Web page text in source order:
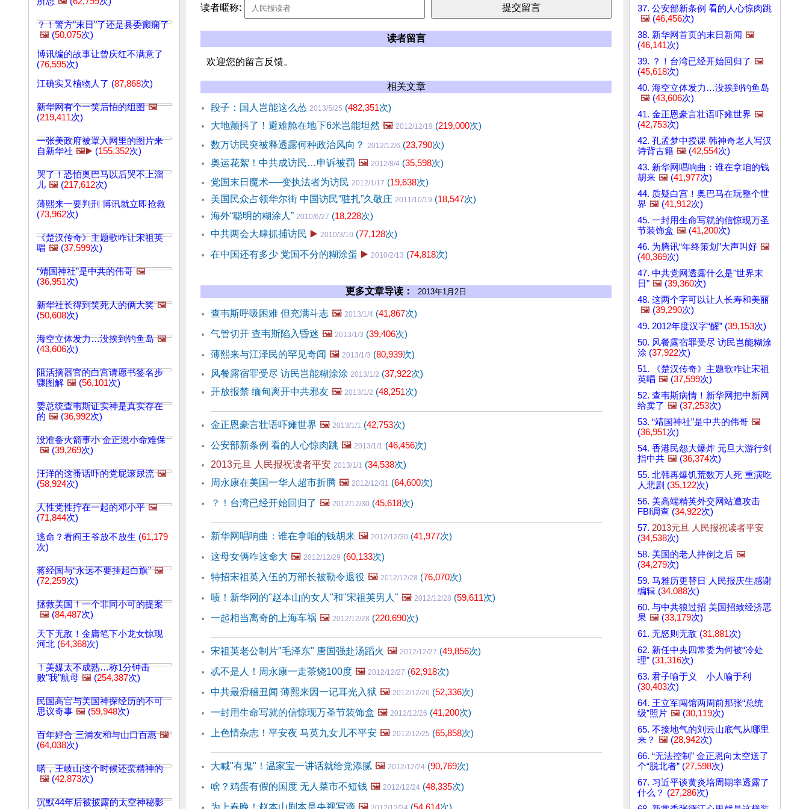
？！警方"末日"了还是县委癫痫了
🖼️ (50,075次)
博讯编的故事让曾庆红不满意了
(76,595次)
江确实又植物人了 (87,868次)
新华网有个一笑后怕的组图 🖼️
(219,411次)
一张美政府被罩入网里的图片来
自新华社 🖼️▶️ (155,352次)
哭了！恐怕奥巴马以后哭不上溜
儿 🖼️ (217,612次)
薄熙来一要判刑 博讯就立即抢救
(73,962次)
《楚汉传奇》主题歌咋让宋祖英
唱 🖼️ (37,599次)
“靖国神社”是中共的伟哥 🖼️
(36,951次)
新华社长得到笑死人的俩大奖 🖼️
(50,608次)
海空立体发力…没挨到钓鱼岛 🖼️
(43,606次)
阻活摘器官的白宫请愿书签名步
骤图解 🖼️ (56,101次)
委总统查韦斯证实神是真实存在
的 🖼️ (36,992次)
没准备火箭事小 金正恩小命难保
🖼️ (39,269次)
汪洋的这番话吓的党屁滚尿流 🖼️
(58,924次)
人性党性拧在一起的邓小平 🖼️
(71,844次)
逃命？看阎王爷放不放生 (61,179
次)
蒋经国与“永远不要挂起白旗” 🖼️
(72,259次)
拯救美国！一个非同小可的提案
🖼️ (84,487次)
天下无敌！金庸笔下小龙女惊现
河北 (64,368次)
！美媒太不成熟…称1分钟击
败"我"航母 🖼️ (254,387次)
民国高官与美国神探经历的不可
思议奇事 🖼️ (59,948次)
百年好合 三浦友和与山口百惠 🖼️
(64,038次)
喏，王岐山这个时候还蛮精神的
🖼️ (42,873次)
沉默44年后被披露的太空神秘影
读者暱称:
读者留言
欢迎您的留言反馈。
相关文章
段子：国人岂能这么怂 2013/5/25 (482,351次)
大地颤抖了！避难舱在地下6米岂能坦然 🖼️ 2012/12/19 (219,000次)
数万访民突被释透露何种政治风向？ 2012/12/6 (23,790次)
奥运花絮！中共成访民…申诉被罚 🖼️ 2012/8/4 (35,598次)
党国末日魔术──变执法者为访民 2012/1/17 (19,638次)
美国民众占领华尔街 中国访民“驻扎”久敬庄 2011/10/19 (18,547次)
海外“聪明的糊涂人” 2010/6/27 (18,228次)
中共两会大肆抓捕访民 ▶️ 2010/3/10 (77,128次)
在中国还有多少 党国不分的糊涂蛋 ▶️ 2010/2/13 (74,818次)
更多文章导读： 2013年1月2日
查韦斯呼吸困难 但充满斗志 🖼️ 2013/1/4 (41,867次)
气管切开 查韦斯陷入昏迷 🖼️ 2013/1/3 (39,406次)
薄熙来与江泽民的罕见奇闻 🖼️ 2013/1/3 (80,939次)
风餐露宿罪受尽 访民岂能糊涂涂 2013/1/2 (37,922次)
开放报禁 缅甸离开中共邪友 🖼️ 2013/1/2 (48,251次)
金正恩豪言壮语吓瘫世界 🖼️ 2013/1/1 (42,753次)
公安部新条例 看的人心惊肉跳 🖼️ 2013/1/1 (46,456次)
2013元旦 人民报祝读者平安 2013/1/1 (34,538次)
周永康在美国一华人超市折腾 🖼️ 2012/12/31 (64,600次)
？！台湾已经开始回归了 🖼️ 2012/12/30 (45,618次)
新华网唱响曲：谁在拿咱的钱胡来 🖼️ 2012/12/30 (41,977次)
这母女俩咋这命大 🖼️ 2012/12/29 (60,133次)
特招宋祖英入伍的万部长被勒令退役 🖼️ 2012/12/28 (76,070次)
啧！新华网的"赵本山的女人"和"宋祖英男人" 🖼️ 2012/12/28 (59,611次)
一起相当离奇的上海车祸 🖼️ 2012/12/28 (220,690次)
宋祖英老公制片"毛泽东" 唐国强赴汤蹈火 🖼️ 2012/12/27 (49,856次)
忒不是人！周永康一走茶烧100度 🖼️ 2012/12/27 (62,918次)
中共最滑稽丑闻 薄熙来因一记耳光入狱 🖼️ 2012/12/26 (52,336次)
一封用生命写就的信惊现万圣节装饰盒 🖼️ 2012/12/26 (41,200次)
上色情杂志！平安夜 马英九女儿不平安 🖼️ 2012/12/25 (65,858次)
大喊"有鬼"！温家宝一讲话就给党添腻 🖼️ 2012/12/24 (90,769次)
啥？鸡蛋有假的国度 无人菜市不短钱 🖼️ 2012/12/24 (48,335次)
为上春晚！赵本山剧本是央视写滴 🖼️ (54,614次)
37. 公安部新条例 看的人心惊肉跳
🖼️ (46,456次)
38. 新华网首页的末日新闻 🖼️
(46,141次)
39. ？！台湾已经开始回归了 🖼️
(45,618次)
40. 海空立体发力…没挨到钓鱼岛
🖼️ (43,606次)
41. 金正恩豪言壮语吓瘫世界 🖼️
(42,753次)
42. 孔孟梦中授课 韩神奇老人写汉
诗背古籍 🖼️ (42,554次)
43. 新华网唱响曲：谁在拿咱的钱
胡来 🖼️ (41,977次)
44. 质疑白宫！奥巴马在玩整个世
界 🖼️ (41,912次)
45. 一封用生命写就的信惊现万圣
节装饰盒 🖼️ (41,200次)
46. 为腾讯“年终策划”大声叫好 🖼️
(40,369次)
47. 中共党网透露什么是"世界末
日" 🖼️ (39,360次)
48. 这两个字可以让人长寿和美丽
🖼️ (39,290次)
49. 2012年度汉字“醒” (39,153次)
50. 风餐露宿罪受尽 访民岂能糊涂
涂 (37,922次)
51. 《楚汉传奇》主题歌咋让宋祖
英唱 🖼️ (37,599次)
52. 查韦斯病情！新华网把中新网
给卖了 🖼️ (37,253次)
53. “靖国神社”是中共的伟哥 🖼️
(36,951次)
54. 香港民怨大爆炸 元旦大游行剑
指中共 🖼️ (36,374次)
55. 北韩再爆饥荒数万人死 重演吃
人悲剧 (35,122次)
56. 美高端精英外交网站遭攻击
FBI调查 (34,922次)
57. 2013元旦 人民报祝读者平安
(34,538次)
58. 美国的老人摔倒之后 🖼️
(34,279次)
59. 马雅历更替日 人民报庆生感谢
编辑 (34,088次)
60. 与中共狼过招 美国招致经济恶
果 🖼️ (33,179次)
61. 无怒则无敌 (31,881次)
62. 新任中央四常委为何被“冷处
理” (31,316次)
63. 君子喻于义 小人喻于利
(30,403次)
64. 王立军闯馆两周前那张“总统
级”照片 🖼️ (30,119次)
65. 不接地气的刘云山底气从哪里
来？ 🖼️ (28,942次)
66. “无法控制” 金正恩向太空送了
个“脱北者” (27,598次)
67. 习近平谈黄炎培周期率透露了
什么？ (27,286次)